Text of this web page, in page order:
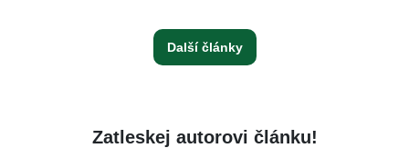
Další články
Zatleskej autorovi článku!